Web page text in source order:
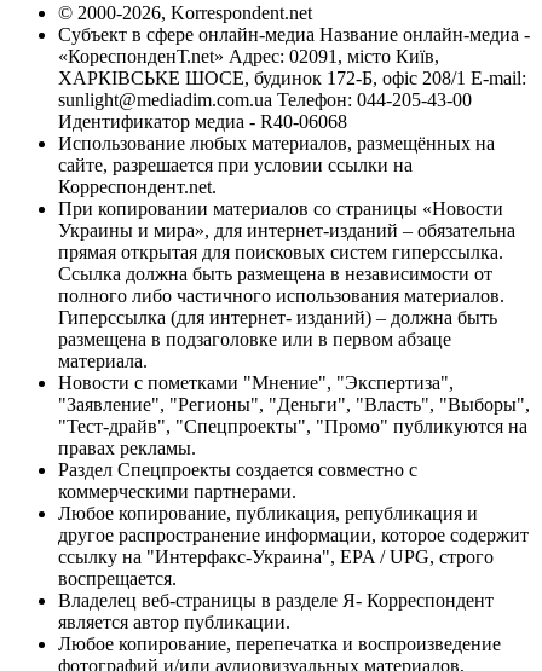
© 2000-2026, Korrespondent.net
Субъект в сфере онлайн-медиа Название онлайн-медиа -
«КореспонденТ.net» Адрес: 02091, місто Київ,
ХАРКІВСЬКЕ ШОСЕ, будинок 172-Б, офіс 208/1 E-mail:
sunlight@mediadim.com.ua Телефон: 044-205-43-00
Идентификатор медиа - R40-06068
Использование любых материалов, размещённых на
сайте, разрешается при условии ссылки на
Корреспондент.net.
При копировании материалов со страницы «Новости
Украины и мира», для интернет-изданий – обязательна
прямая открытая для поисковых систем гиперссылка.
Ссылка должна быть размещена в независимости от
полного либо частичного использования материалов.
Гиперссылка (для интернет- изданий) – должна быть
размещена в подзаголовке или в первом абзаце
материала.
Новости с пометками "Мнение", "Экспертиза",
"Заявление", "Регионы", "Деньги", "Власть", "Выборы",
"Тест-драйв", "Спецпроекты", "Промо" публикуются на
правах рекламы.
Раздел Спецпроекты создается совместно с
коммерческими партнерами.
Любое копирование, публикация, републикация и
другое распространение информации, которое содержит
ссылку на "Интерфакс-Украина", EPA / UPG, строго
воспрещается.
Владелец веб-страницы в разделе Я- Корреспондент
является автор публикации.
Любое копирование, перепечатка и воспроизведение
фотографий и/или аудиовизуальных материалов,